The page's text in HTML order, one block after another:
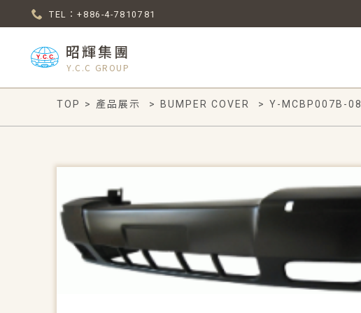
TEL：+886-4-7810781
昭輝集團
Y.C.C GROUP
TOP > 產品展示 > BUMPER COVER > Y-MCBP007B-08